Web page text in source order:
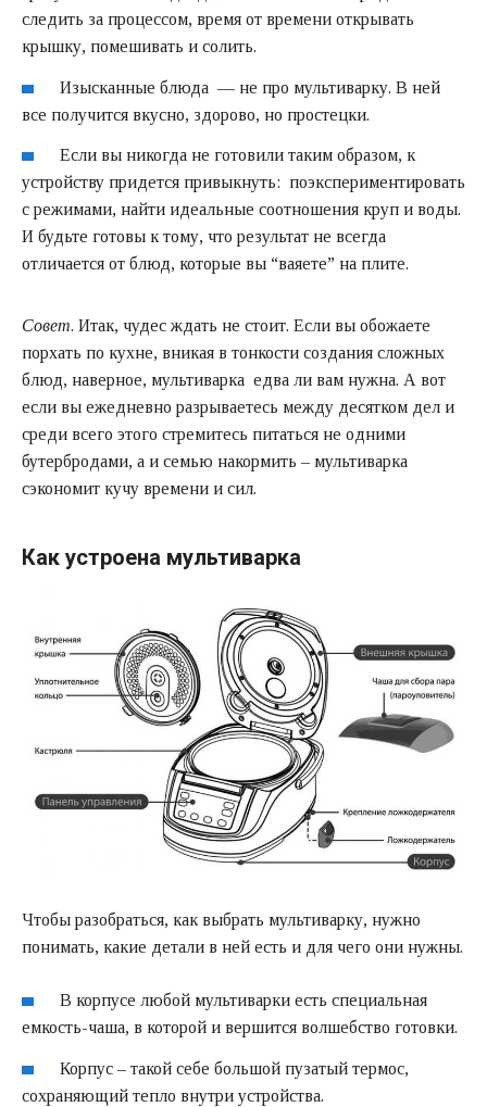
следить за процессом, время от времени открывать
крышку, помешивать и солить.
Изысканные блюда — не про мультиварку. В ней
все получится вкусно, здорово, но простецки.
Если вы никогда не готовили таким образом, к
устройству придется привыкнуть: поэкспериментировать
с режимами, найти идеальные соотношения круп и воды.
И будьте готовы к тому, что результат не всегда
отличается от блюд, которые вы “ваяете” на плите.
Совет. Итак, чудес ждать не стоит. Если вы обожаете
порхать по кухне, вникая в тонкости создания сложных
блюд, наверное, мультиварка едва ли вам нужна. А вот
если вы ежедневно разрываетесь между десятком дел и
среди всего этого стремитесь питаться не одними
бутербродами, а и семью накормить – мультиварка
сэкономит кучу времени и сил.
Как устроена мультиварка
Чтобы разобраться, как выбрать мультиварку, нужно
понимать, какие детали в ней есть и для чего они нужны.
В корпусе любой мультиварки есть специальная
емкость-чаша, в которой и вершится волшебство готовки.
Корпус – такой себе большой пузатый термос,
сохраняющий тепло внутри устройства.